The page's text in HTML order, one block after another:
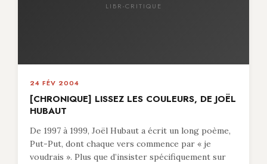
LIBR-CRITIQUE
24 FÉV 2004
[CHRONIQUE] LISSEZ LES COULEURS, DE JOËL
HUBAUT
De 1997 à 1999, Joël Hubaut a écrit un long poème,
Put-Put, dont chaque vers commence par « je
voudrais ». Plus que d’insister spécifiquement sur